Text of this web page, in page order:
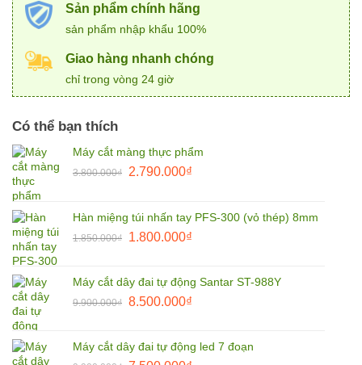
Sản phẩm chính hãng
sản phẩm nhập khẩu 100%
Giao hàng nhanh chóng
chỉ trong vòng 24 giờ
Có thể bạn thích
Máy cắt màng thực phẩm
3.800.000₫
Giá
3.800.000₫.
2.790.000₫Giá
là:
2.790.000₫.
Hàn miệng túi nhấn tay PFS-300 (vỏ thép) 8mm
1.850.000₫
Giá
1.850.000₫.
1.800.000₫Giá
là:
1.800.000₫.
Máy cắt dây đai tự động Santar ST-988Y
9.900.000₫ Giá
9.900.000₫.
8.500.000₫Giá
là:
Máy cắt dây đai tự động led 7 đoạn